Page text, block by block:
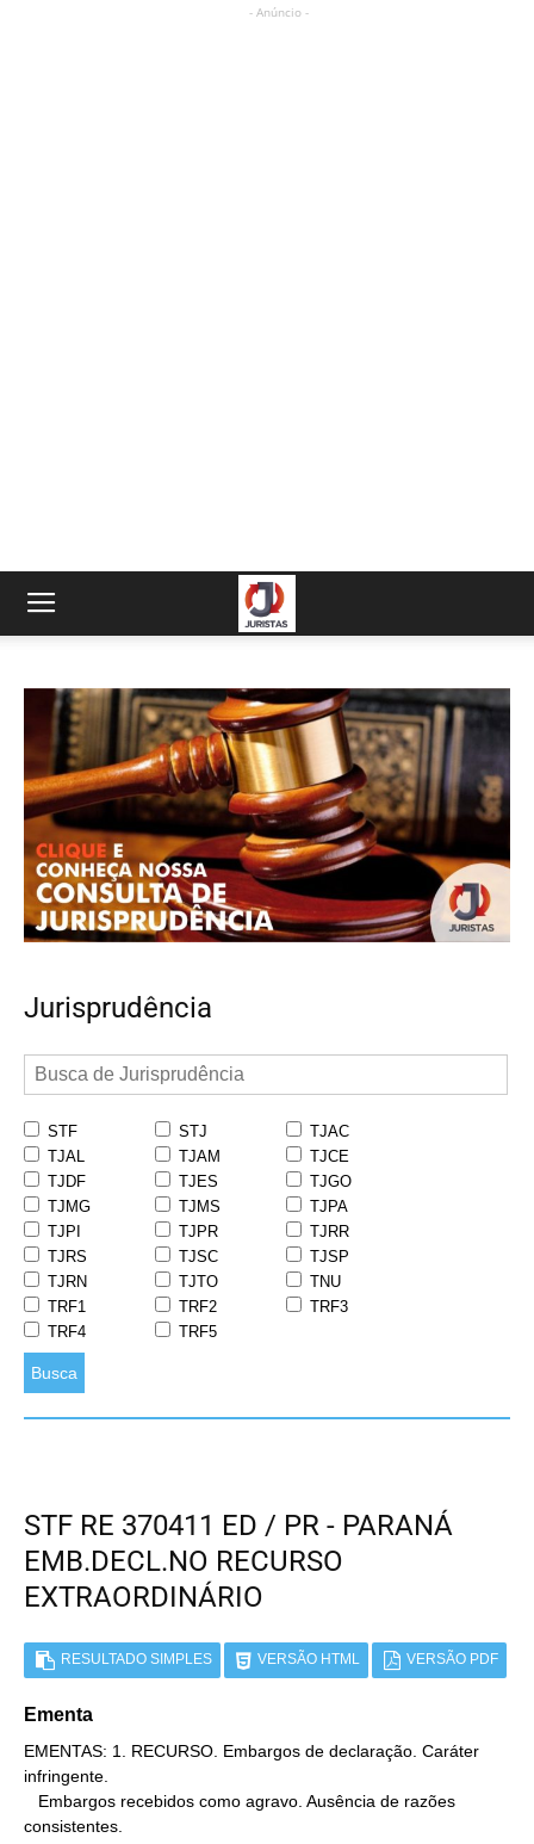
- Anúncio -
Jurisprudência
STF STJ
TJAC
TJAL
TJAM
TJCE
TJDF
TJES
TJGO
TJMG
TJMS
TJPA
TJPI
TJPR
TJRR
TJRS
TJSC
TJSP
TJRN
TJTO
TNU
TRF1
TRF2
TRF3
TRF4
TRF5
Busca
STF RE 370411 ED / PR - PARANÁ
EMB.DECL.NO RECURSO
EXTRAORDINÁRIO
RESULTADO SIMPLES VERSÃO HTML VERSÃO PDF
Ementa
EMENTAS: 1. RECURSO. Embargos de declaração. Caráter
infringente.
consistentes.